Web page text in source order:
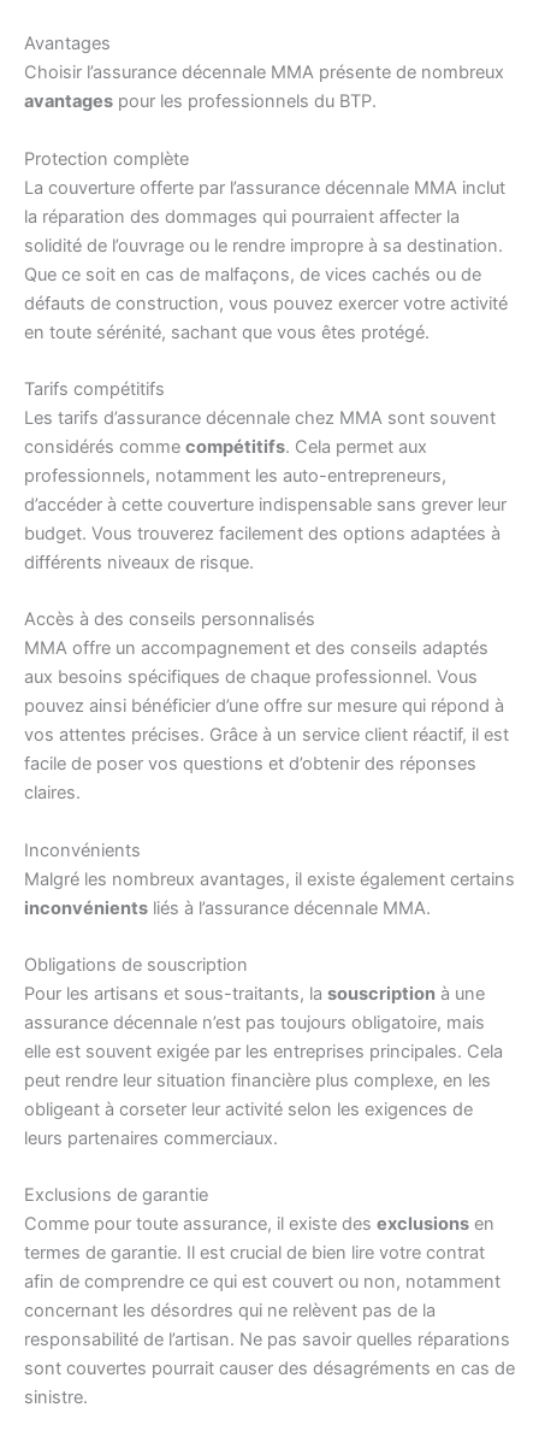
Avantages
Choisir l’assurance décennale MMA présente de nombreux
avantages pour les professionnels du BTP.
Protection complète
La couverture offerte par l’assurance décennale MMA inclut
la réparation des dommages qui pourraient affecter la
solidité de l’ouvrage ou le rendre impropre à sa destination.
Que ce soit en cas de malfaçons, de vices cachés ou de
défauts de construction, vous pouvez exercer votre activité
en toute sérénité, sachant que vous êtes protégé.
Tarifs compétitifs
Les tarifs d’assurance décennale chez MMA sont souvent
considérés comme compétitifs. Cela permet aux
professionnels, notamment les auto-entrepreneurs,
d’accéder à cette couverture indispensable sans grever leur
budget. Vous trouverez facilement des options adaptées à
différents niveaux de risque.
Accès à des conseils personnalisés
MMA offre un accompagnement et des conseils adaptés
aux besoins spécifiques de chaque professionnel. Vous
pouvez ainsi bénéficier d’une offre sur mesure qui répond à
vos attentes précises. Grâce à un service client réactif, il est
facile de poser vos questions et d’obtenir des réponses
claires.
Inconvénients
Malgré les nombreux avantages, il existe également certains
inconvénients liés à l’assurance décennale MMA.
Obligations de souscription
Pour les artisans et sous-traitants, la souscription à une
assurance décennale n’est pas toujours obligatoire, mais
elle est souvent exigée par les entreprises principales. Cela
peut rendre leur situation financière plus complexe, en les
obligeant à corseter leur activité selon les exigences de
leurs partenaires commerciaux.
Exclusions de garantie
Comme pour toute assurance, il existe des exclusions en
termes de garantie. Il est crucial de bien lire votre contrat
afin de comprendre ce qui est couvert ou non, notamment
concernant les désordres qui ne relèvent pas de la
responsabilité de l’artisan. Ne pas savoir quelles réparations
sont couvertes pourrait causer des désagréments en cas de
sinistre.